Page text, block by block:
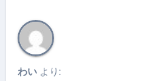
わい より: